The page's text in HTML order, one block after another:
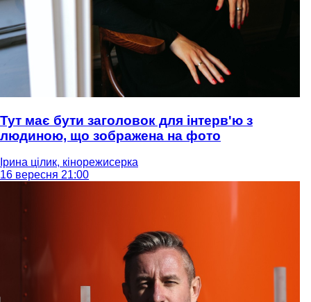
Тут має бути заголовок для інтерв'ю з
людиною, що зображена на фото
Ірина цілик, кінорежисерка
16 вересня 21:00